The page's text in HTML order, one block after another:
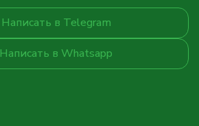
Написать в Telegram
Написать в Whatsapp